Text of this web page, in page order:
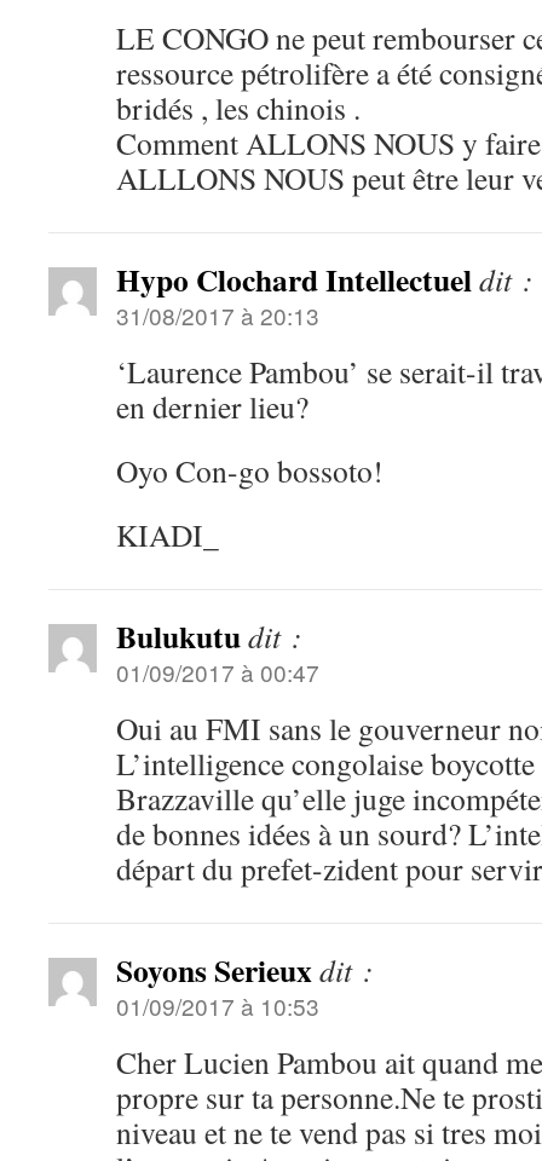
LE CONGO ne peut rembourser
ressource pétrolifère a été
bridés , les chinois .
Comment ALLONS NOUS y
ALLLONS NOUS peut être leur
Hypo Clochard Intellectueldit :
31/08/2017 à 20:13
‘Laurence Pambou’ se serait-il
en dernier lieu?
Oyo Con-go bossoto!
KIADI_
Bulukutudit :
01/09/2017 à 00:47
Oui au FMI sans le gouverneur
L’intelligence congolaise
Brazzaville qu’elle juge
de bonnes idées à un sourd?
départ du prefet-zident pour
Soyons Serieuxdit :
01/09/2017 à 10:53
Cher Lucien Pambou ait quand
propre sur ta personne.Ne te
niveau et ne te vend pas si tres